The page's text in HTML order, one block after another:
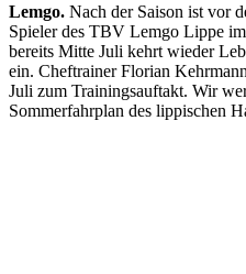
Lemgo. Nach der Saison ist vor
Spieler des TBV Lemgo Lippe
bereits Mitte Juli kehrt wieder
ein. Cheftrainer Florian
Juli zum Trainingsauftakt. Wir
Sommerfahrplan des lippischen